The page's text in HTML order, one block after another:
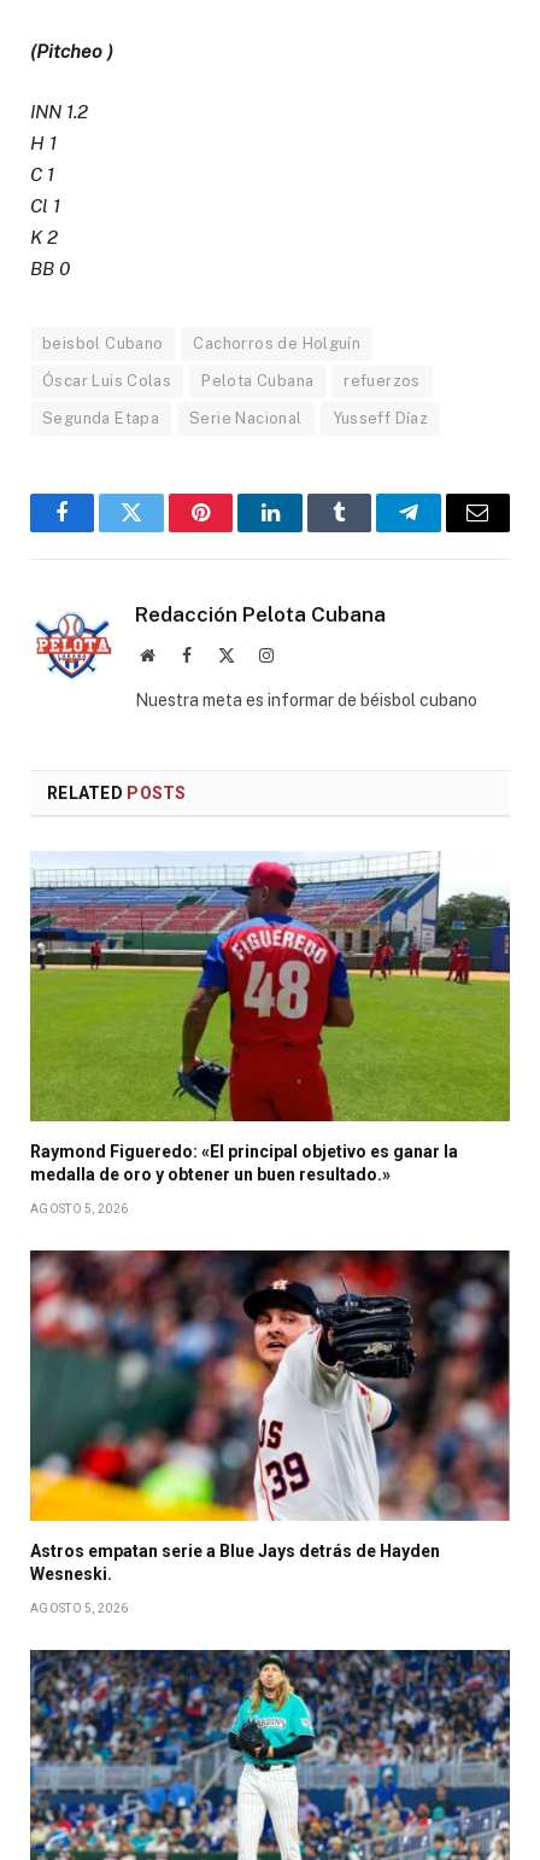
(Pitcheo )
INN 1.2
H 1
C 1
Cl 1
K 2
BB 0
beisbol Cubano Cachorros de Holguín
Óscar Luis Colas Pelota Cubana refuerzos
Segunda Etapa Serie Nacional Yusseff Díaz
FacebookTwitter PinterestLinkedInTumblr TelegramEmail
Redacción Pelota Cubana
WebsiteFacebook Instagram
Nuestra meta es informar de béisbol cubano
RELATED POSTS
Raymond Figueredo: «El principal objetivo es ganar la
medalla de oro y obtener un buen resultado.»
AGOSTO 5, 2026
Astros empatan serie a Blue Jays detrás de Hayden
Wesneski.
AGOSTO 5, 2026